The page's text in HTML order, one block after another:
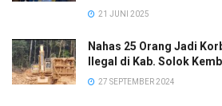
21 JUNI 2025
Nahas 25 Orang Jadi
Ilegal di Kab. Solok
27 SEPTEMBER 2024